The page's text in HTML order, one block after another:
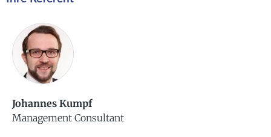
Johannes Kumpf
Management Consultant